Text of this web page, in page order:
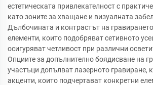
естетическата привлекателност с
като зоните за хващане и визуалната
Дълбочината и контрастът на
елементи, които подобряват сетивното
осигуряват четливост при различни
Опциите за допълнително боядисване на
участъци допълват лазерното гравиране,
акценти, които подчертават конкретни